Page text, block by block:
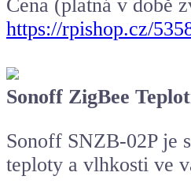
Cena (platná v době
https://rpishop.cz/
Sonoff ZigBee
Sonoff SNZB-02P je
teploty a vlhkosti ve